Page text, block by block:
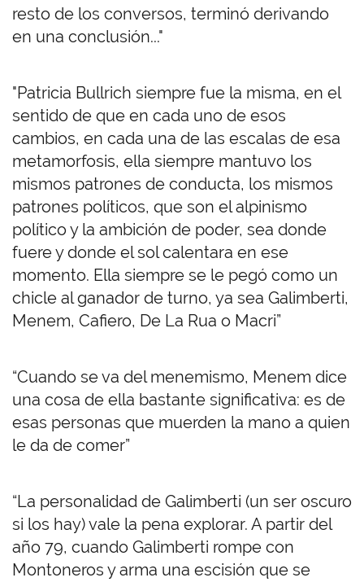
resto de los conversos, terminó derivando
en una conclusión..."
"Patricia Bullrich siempre fue la misma, en el
sentido de que en cada uno de esos
cambios, en cada una de las escalas de esa
metamorfosis, ella siempre mantuvo los
mismos patrones de conducta, los mismos
patrones políticos, que son el alpinismo
político y la ambición de poder, sea donde
fuere y donde el sol calentara en ese
momento. Ella siempre se le pegó como un
chicle al ganador de turno, ya sea Galimberti,
Menem, Cafiero, De La Rua o Macri”
“Cuando se va del menemismo, Menem dice
una cosa de ella bastante significativa: es de
esas personas que muerden la mano a quien
le da de comer”
“La personalidad de Galimberti (un ser oscuro
si los hay) vale la pena explorar. A partir del
año 79, cuando Galimberti rompe con
Montoneros y arma una escisión que se